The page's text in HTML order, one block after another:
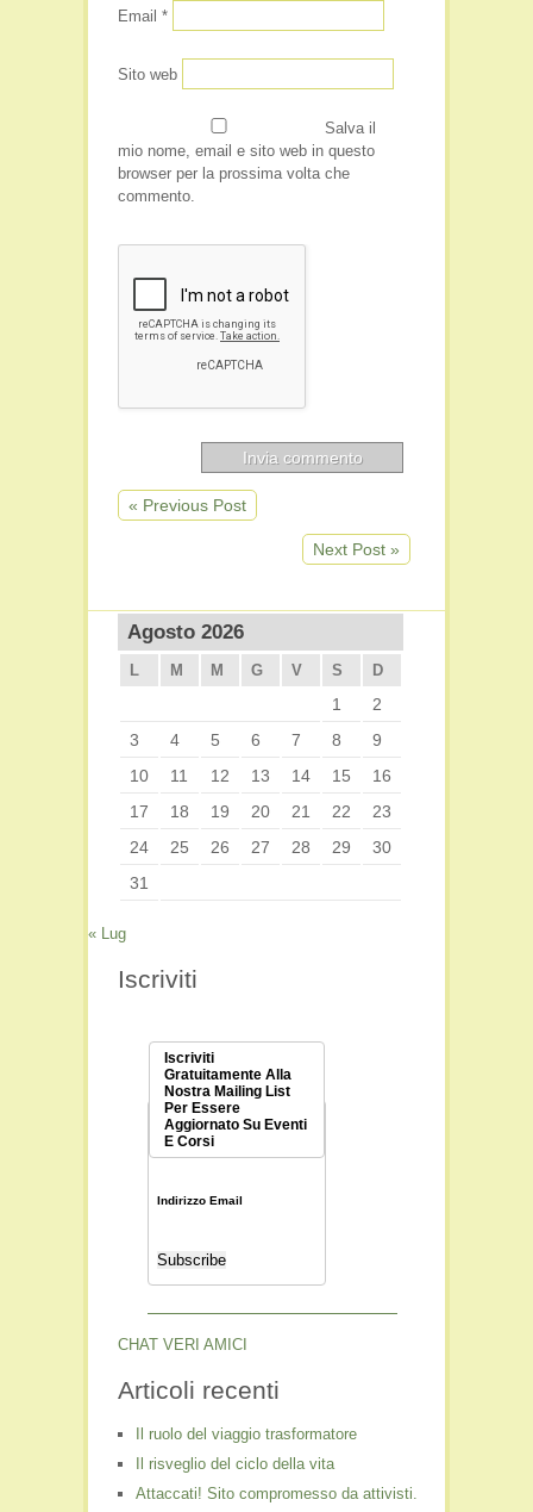
Email *
Sito web
Salva il
mio nome, email e sito web in questo
browser per la prossima volta che
commento.
« Previous Post
Next Post »
Agosto 2026
L M M G V S D
1
2
3
4 5 6 7 8
9
10
11 12 13 14 15
16
17
18 19 20 21 22
23
24
25 26 27 28 29
30
31
« Lug
Iscriviti
Iscriviti
Gratuitamente Alla
Nostra Mailing List
Per Essere
Aggiornato Su Eventi
E Corsi
Indirizzo Email
CHAT VERI AMICI
Articoli recenti
Il ruolo del viaggio trasformatore
Il risveglio del ciclo della vita
Attaccati! Sito compromesso da attivisti.